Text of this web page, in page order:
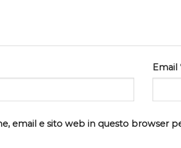
Email
email e sito web in questo browser